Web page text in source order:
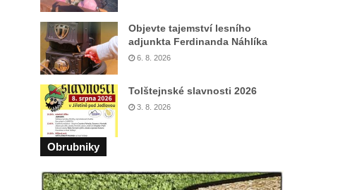
Objevte tajemství lesního
adjunkta Ferdinanda Náhlíka
6. 8. 2026
Tolštejnské slavnosti 2026
3. 8. 2026
Obrubniky